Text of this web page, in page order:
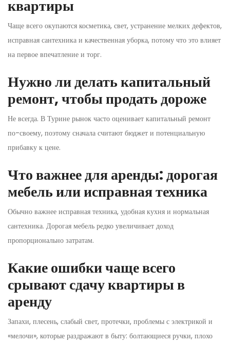
квартиры
Чаще всего окупаются косметика, свет, устранение мелких дефектов,
исправная сантехника и качественная уборка, потому что это влияет
на первое впечатление и торг.
Нужно ли делать капитальный
ремонт, чтобы продать дороже
Не всегда. В Турине рынок часто оценивает капитальный ремонт
по-своему, поэтому сначала считают бюджет и потенциальную
прибавку к цене.
Что важнее для аренды: дорогая
мебель или исправная техника
Обычно важнее исправная техника, удобная кухня и нормальная
сантехника. Дорогая мебель редко увеличивает доход
пропорционально затратам.
Какие ошибки чаще всего
срывают сдачу квартиры в
аренду
Запахи, плесень, слабый свет, протечки, проблемы с электрикой и
«мелочи», которые раздражают в быту: болтающиеся ручки, плохо